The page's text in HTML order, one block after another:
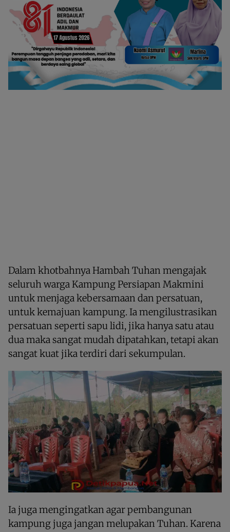
Dalam khotbahnya Hambah Tuhan mengajak
seluruh warga Kampung Persiapan Makmini
untuk menjaga kebersamaan dan persatuan,
untuk kemajuan kampung. Ia mengilustrasikan
persatuan seperti sapu lidi, jika hanya satu atau
dua maka sangat mudah dipatahkan, tetapi akan
sangat kuat jika terdiri dari sekumpulan.
Ia juga mengingatkan agar pembangunan
kampung juga jangan melupakan Tuhan. Karena